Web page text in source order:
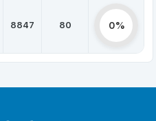
8847 80 0%